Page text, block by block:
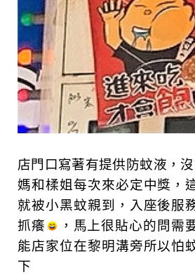
店門口寫著有提供防蚊液，
媽和楺姐每次來必定中獎，
就被小黑蚊親到，入座後服
抓癢
，馬上很貼心的問需
能店家位在黎明溝旁所以怕
下